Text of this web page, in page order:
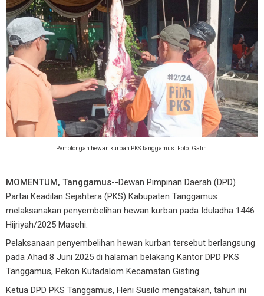
Pemotongan hewan kurban PKS Tanggamus. Foto. Galih.
MOMENTUM, Tanggamus--Dewan Pimpinan Daerah (DPD)
Partai Keadilan Sejahtera (PKS) Kabupaten Tanggamus
melaksanakan penyembelihan hewan kurban pada Iduladha 1446
Hijriyah/2025 Masehi.
Pelaksanaan penyembelihan hewan kurban tersebut berlangsung
pada Ahad 8 Juni 2025 di halaman belakang Kantor DPD PKS
Tanggamus, Pekon Kutadalom Kecamatan Gisting.
Ketua DPD PKS Tanggamus, Heni Susilo mengatakan, tahun ini